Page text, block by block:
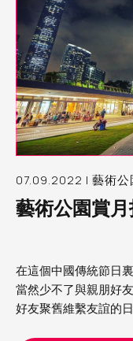
07.09.2022 | 藝
藝術公園賞
在這個中國傳統節日
當然少不了與親朋好
好友聚舊維繫友誼的